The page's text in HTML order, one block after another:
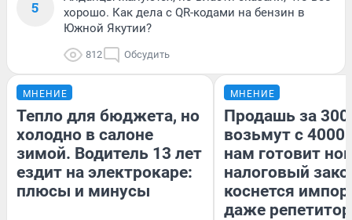
5
хорошо. Как дела с QR-кодами на бензин в
Южной Якутии?
812 Обсудить
МНЕНИЕ
Тепло для бюджета, но
холодно в салоне
зимой. Водитель 13 лет
ездит на электрокаре:
плюсы и минусы
МНЕНИЕ
Продашь за
возьмут с
нам готовит
налоговый
коснется
даже